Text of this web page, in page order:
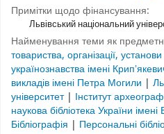
Примітки щодо фінансування:
Львівський національний
Найменування теми як
товариства, організації, установи
українознавства імені
викладів імені Петра Могили |
університет | Інститут
наукова бібліотека України
Бібліографія | Персональні